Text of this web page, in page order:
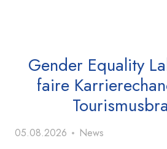
Gender Equality
faire
05.08.2026 News